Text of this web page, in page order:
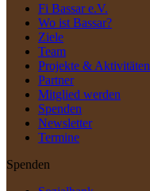
Fi Bassar e.V.
Wo ist Bassar?
Ziele
Team
Projekte & Aktivitäten
Partner
Mitglied werden
Spenden
Newsletter
Termine
Spenden